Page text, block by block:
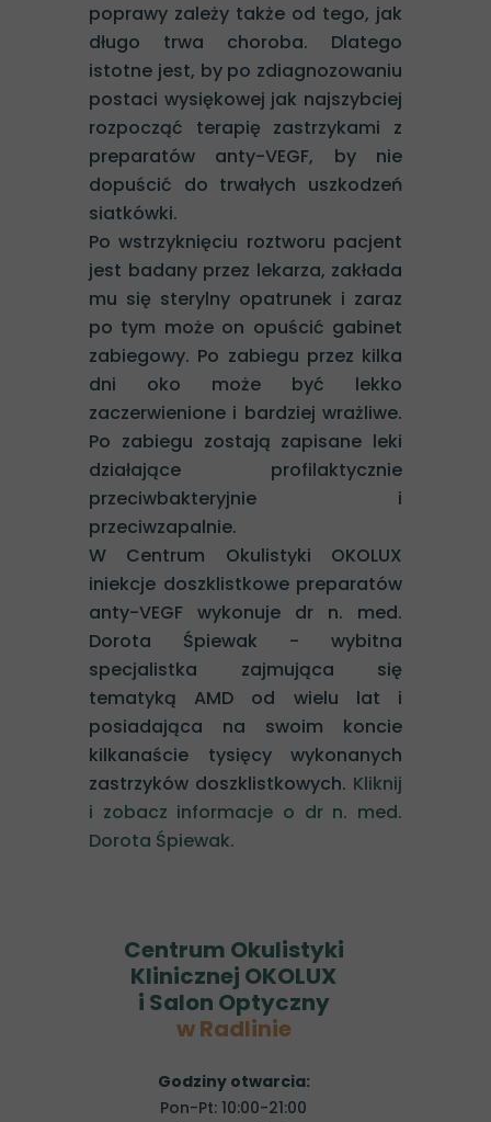
Centrum Okulistyki
Klinicznej OKOLUX
i Salon Optyczny
w Radlinie
Godziny otwarcia:
Pon-Pt: 10:00-21:00
poprawy zależy także od tego, jak
długo trwa choroba. Dlatego
istotne jest, by po zdiagnozowaniu
postaci wysiękowej jak najszybciej
rozpocząć terapię zastrzykami z
preparatów anty-VEGF, by nie
dopuścić do trwałych uszkodzeń
siatkówki.
Po wstrzyknięciu roztworu pacjent
jest badany przez lekarza, zakłada
mu się sterylny opatrunek i zaraz
po tym może on opuścić gabinet
zabiegowy. Po zabiegu przez kilka
dni oko może być lekko
zaczerwienione i bardziej wrażliwe.
Po zabiegu zostają zapisane leki
działające profilaktycznie
przeciwbakteryjnie i
przeciwzapalnie.
W Centrum Okulistyki OKOLUX
iniekcje doszklistkowe preparatów
anty-VEGF wykonuje dr n. med.
Dorota Śpiewak - wybitna
specjalistka zajmująca się
tematyką AMD od wielu lat i
posiadająca na swoim koncie
kilkanaście tysięcy wykonanych
zastrzyków doszklistkowych. Kliknij
i zobacz informacje o dr n. med.
Dorota Śpiewak.